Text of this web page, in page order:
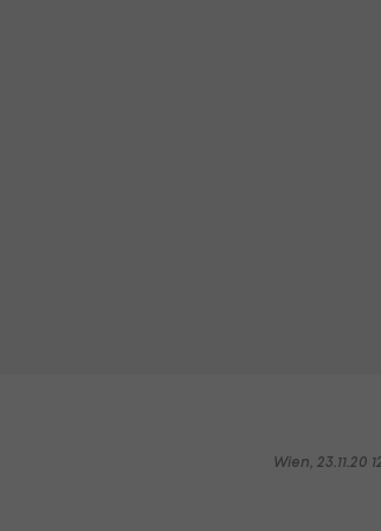
Wien, 23.11.20